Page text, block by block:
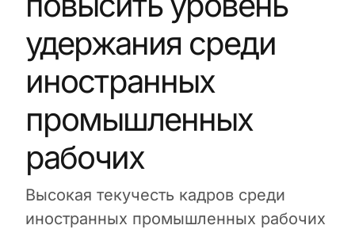
удержания среди
иностранных
промышленных
рабочих
Высокая текучесть кадров среди
иностранных промышленных рабочих